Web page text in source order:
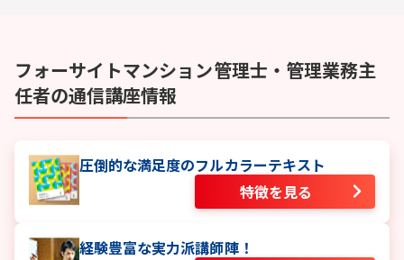
フォーサイトマンション管理士・管理業務主
任者の通信講座情報
圧倒的な満足度のフルカラーテキスト
特徴を見る
経験豊富な実力派講師陣！